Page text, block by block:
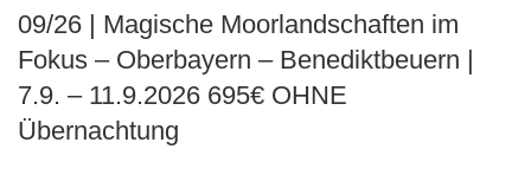
09/26 | Magische Moorlandschaften im
Fokus – Oberbayern – Benediktbeuern |
7.9. – 11.9.2026 695€ OHNE
Übernachtung